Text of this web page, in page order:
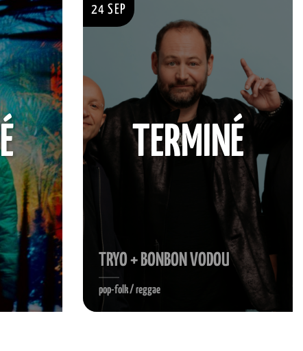
24 SEP
TRYO + BONBON VODOU
pop-folk / reggae
TERMINÉ